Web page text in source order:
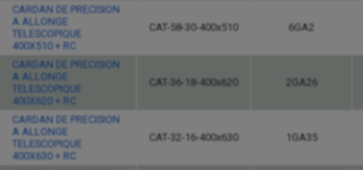
CARDAN DE PRECISION
A ALLONGE
TELESCOPIQUE
400X510 + RC
CAT-58-30-400x510 6GA2
CARDAN DE PRECISION
A ALLONGE
TELESCOPIQUE
400X620 + RC
CAT-36-18-400x620 2GA26
CARDAN DE PRECISION
A ALLONGE
TELESCOPIQUE
400X630 + RC
CAT-32-16-400x630 1GA35